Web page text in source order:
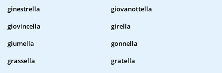
ginestrella
giovanottella
giovincella
girella
giumella
gonnella
grassella
gratella